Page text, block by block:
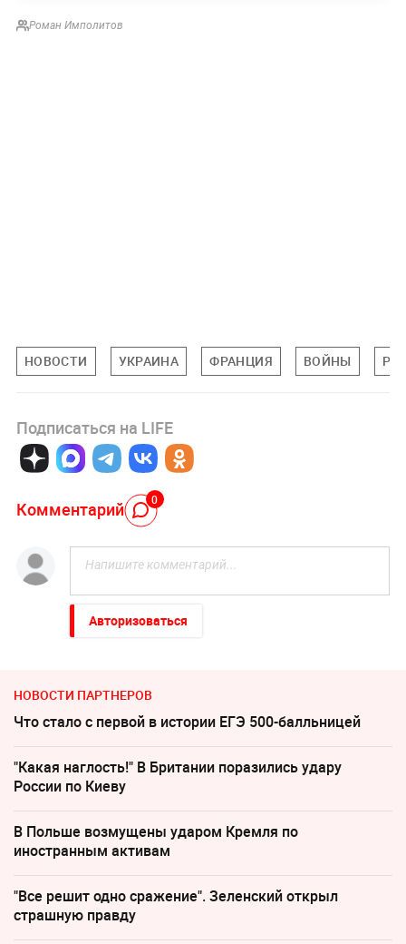
Роман Имполитов
НОВОСТИ УКРАИНА ФРАНЦИЯ ВОЙНЫ
Подписаться на LIFE
Комментарий 0
Авторизоваться
НОВОСТИ ПАРТНЕРОВ
Что стало с первой в истории ЕГЭ 500-балльницей
"Какая наглость!" В Британии поразились удару
России по Киеву
В Польше возмущены ударом Кремля по
иностранным активам
"Все решит одно сражение". Зеленский открыл
страшную правду